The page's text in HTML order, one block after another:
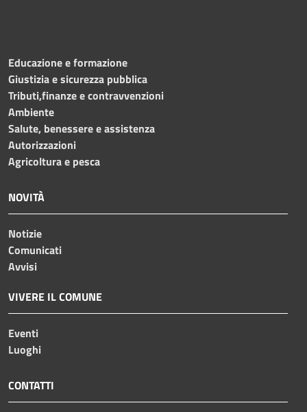
Educazione e formazione
Giustizia e sicurezza pubblica
Tributi,finanze e contravvenzioni
Ambiente
Salute, benessere e assistenza
Autorizzazioni
Agricoltura e pesca
NOVITÀ
Notizie
Comunicati
Avvisi
VIVERE IL COMUNE
Eventi
Luoghi
CONTATTI